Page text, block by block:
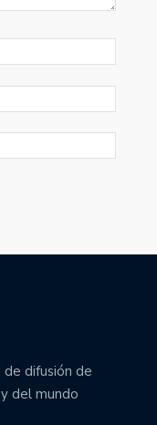
difusión de
del mundo